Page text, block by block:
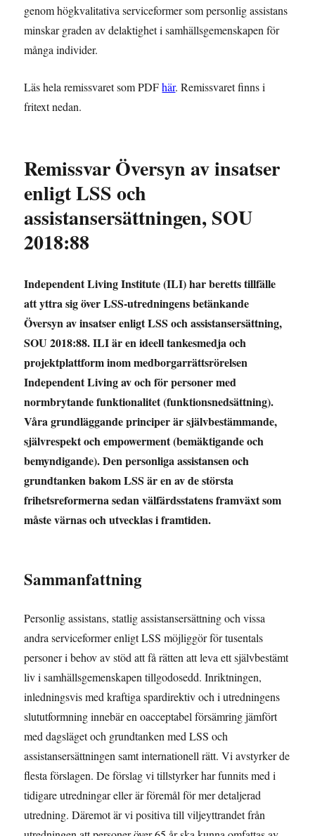
genom högkvalitativa serviceformer som personlig assistans
minskar graden av delaktighet i samhällsgemenskapen för
många individer.
Läs hela remissvaret som PDFhär. Remissvaret finns i
fritext nedan.
Remissvar Översyn av insatser
enligt LSS och
assistansersättningen, SOU
2018:88
Independent Living Institute (ILI) har beretts tillfälle
att yttra sig över LSS-utredningens betänkande
Översyn av insatser enligt LSS och assistansersättning,
SOU 2018:88. ILI är en ideell tankesmedja och
projektplattform inom medborgarrättsrörelsen
Independent Living av och för personer med
normbrytande funktionalitet (funktionsnedsättning).
Våra grundläggande principer är självbestämmande,
självrespekt och empowerment (bemäktigande och
bemyndigande). Den personliga assistansen och
grundtanken bakom LSS är en av de största
frihetsreformerna sedan välfärdsstatens framväxt som
måste värnas och utvecklas i framtiden.
Sammanfattning
Personlig assistans, statlig assistansersättning och vissa
andra serviceformer enligt LSS möjliggör för tusentals
personer i behov av stöd att få rätten att leva ett självbestämt
liv i samhällsgemenskapen tillgodosedd. Inriktningen,
inledningsvis med kraftiga spardirektiv och i utredningens
slututformning innebär en oacceptabel försämring jämfört
med dagsläget och grundtanken med LSS och
assistansersättningen samt internationell rätt. Vi avstyrker de
flesta förslagen. De förslag vi tillstyrker har funnits med i
tidigare utredningar eller är föremål för mer detaljerad
utredning. Däremot är vi positiva till viljeyttrandet från